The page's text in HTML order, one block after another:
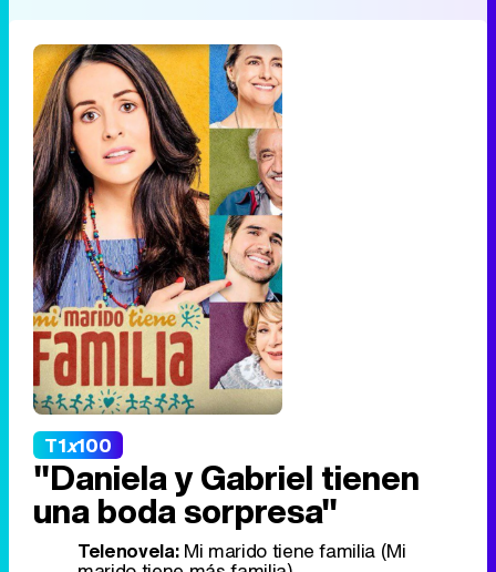
T1x100
"Daniela y Gabriel tienen
una boda sorpresa"
Telenovela:Mi marido tiene familia (Mi